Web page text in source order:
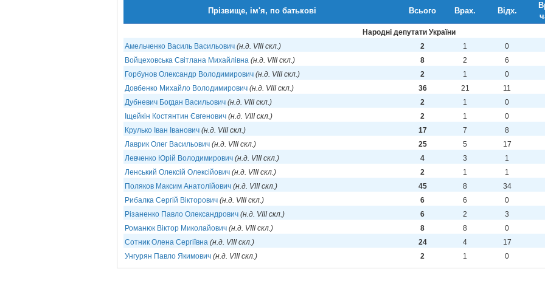
Прізвище, ім'я, по батькові Всього Врах. Відх.
Народні депутати України
Амельченко Василь Васильович (н.д. VIII скл.) 2 1 0
Войцеховська Світлана Михайлівна (н.д. VIII скл.) 8 2 6
Горбунов Олександр Володимирович (н.д. VIII скл.) 2 1 0
Довбенко Михайло Володимирович (н.д. VIII скл.) 36 21 11
Дубневич Богдан Васильович (н.д. VIII скл.) 2 1 0
Іщейкін Костянтин Євгенович (н.д. VIII скл.) 2 1 0
Крулько Іван Іванович (н.д. VIII скл.) 17 7 8
Лаврик Олег Васильович (н.д. VIII скл.) 25 5 17
Левченко Юрій Володимирович (н.д. VIII скл.) 4 3 1
Ленський Олексій Олексійович (н.д. VIII скл.) 2 1 1
Поляков Максим Анатолійович (н.д. VIII скл.) 45 8 34
Рибалка Сергій Вікторович (н.д. VIII скл.) 6 6 0
Різаненко Павло Олександрович (н.д. VIII скл.) 6 2 3
Романюк Віктор Миколайович (н.д. VIII скл.) 8 8 0
Сотник Олена Сергіївна (н.д. VIII скл.) 24 4 17
Унгурян Павло Якимович (н.д. VIII скл.) 2 1 0